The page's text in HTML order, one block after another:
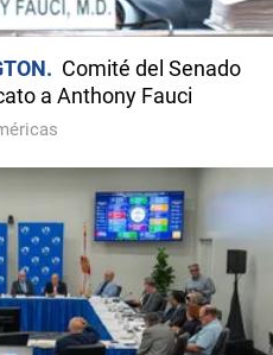
Comité del Senado
a Anthony Fauci